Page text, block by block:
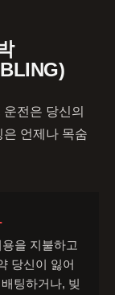
전은 당신의
언제나 목숨
을 지불하고
당신이 잃어
팅하거나, 빚